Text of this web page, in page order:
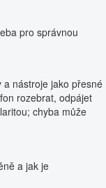
pro správnou
a nástroje jako přesné
rozebrat, odpájet
chyba může
a jak je